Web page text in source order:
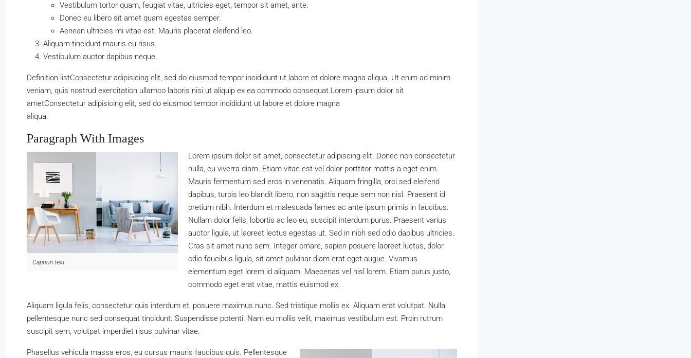
Vestibulum tortor quam, feugiat vitae, ultricies eget, tempor sit amet, ante.
Donec eu libero sit amet quam egestas semper.
Aenean ultricies mi vitae est. Mauris placerat eleifend leo.
Aliquam tincidunt mauris eu risus.
Vestibulum auctor dapibus neque.
Definition listConsectetur adipisicing elit, sed do eiusmod tempor incididunt ut labore et dolore magna aliqua. Ut enim ad minim
veniam, quis nostrud exercitation ullamco laboris nisi ut aliquip ex ea commodo consequat.Lorem ipsum dolor sit
ametConsectetur adipisicing elit, sed do eiusmod tempor incididunt ut labore et dolore magna
aliqua.
Paragraph With Images
Caption text
Lorem ipsum dolor sit amet, consectetur adipiscing elit. Donec non consectetur
nulla, eu viverra diam. Etiam vitae est vel dolor porttitor mattis a eget enim.
Mauris fermentum sed eros in venenatis. Aliquam fringilla, orci sed eleifend
dapibus, turpis leo blandit libero, non sagittis neque sem non nisl. Praesent id
pretium nibh. Interdum et malesuada fames ac ante ipsum primis in faucibus.
Nullam dolor felis, lobortis ac leo eu, suscipit interdum purus. Praesent varius
auctor ligula, ut laoreet lectus egestas ut. Sed in nibh sed odio dapibus ultricies.
Cras sit amet nunc sem. Integer ornare, sapien posuere laoreet luctus, dolor
odio faucibus ligula, sit amet pulvinar diam erat eget augue. Vivamus
elementum eget lorem id aliquam. Maecenas vel nisl lorem. Etiam purus justo,
commodo eget erat vitae, mattis euismod ex.
Aliquam ligula felis, consectetur quis interdum et, posuere maximus nunc. Sed tristique mollis ex. Aliquam erat volutpat. Nulla
pellentesque nunc sed consequat tincidunt. Suspendisse potenti. Nam eu mollis velit, maximus vestibulum est. Proin rutrum
suscipit sem, volutpat imperdiet risus pulvinar vitae.
Phasellus vehicula massa eros, eu cursus mauris faucibus quis. Pellentesque